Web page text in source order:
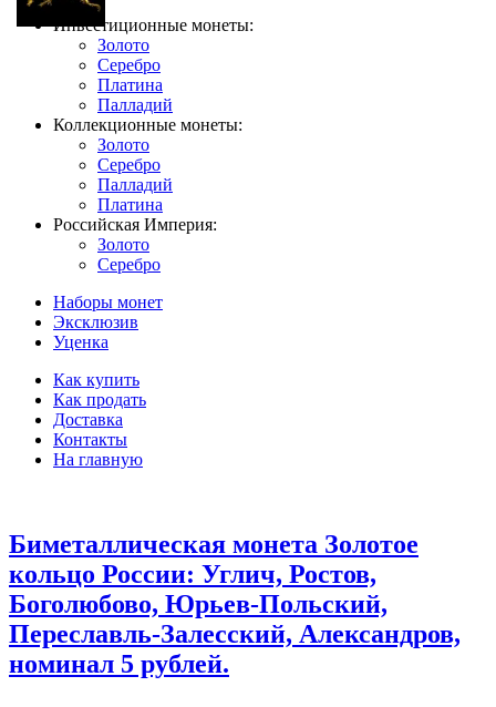
Инвестиционные монеты:
Золото
Серебро
Платина
Палладий
Коллекционные монеты:
Золото
Серебро
Палладий
Платина
Российская Империя:
Золото
Серебро
Наборы монет
Эксклюзив
Уценка
Как купить
Как продать
Доставка
Контакты
На главную
Биметаллическая монета Золотое
кольцо России: Углич, Ростов,
Боголюбово, Юрьев-Польский,
Переславль-Залесский, Александров,
номинал 5 рублей.